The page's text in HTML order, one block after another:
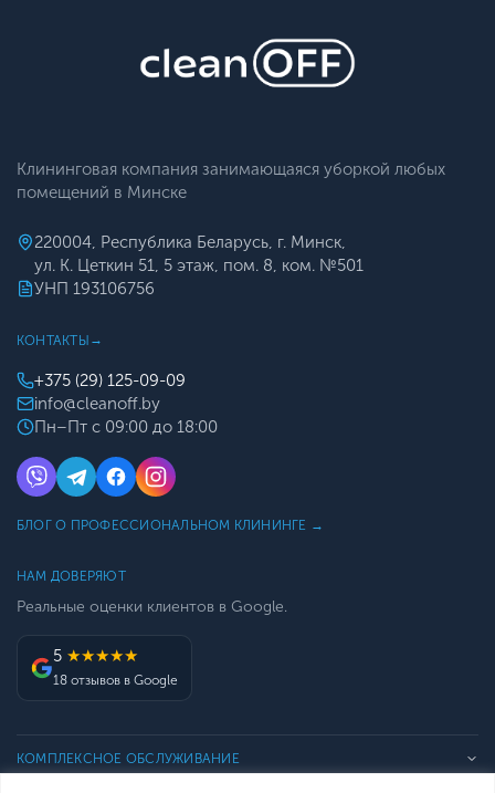
Клининговая компания занимающаяся уборкой любых
помещений в Минске
220004, Республика Беларусь, г. Минск,
ул. К. Цеткин 51, 5 этаж, пом. 8, ком. №501
УНП 193106756
КОНТАКТЫ →
+375 (29) 125-09-09
info@cleanoff.by
Пн–Пт с 09:00 до 18:00
БЛОГ О ПРОФЕССИОНАЛЬНОМ КЛИНИНГЕ →
НАМ ДОВЕРЯЮТ
Реальные оценки клиентов в Google.
5 ★★★★★
18 отзывов в Google
КОМПЛЕКСНОЕ ОБСЛУЖИВАНИЕ